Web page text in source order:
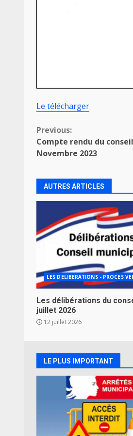
Le télécharger
Continue
Reading
Previous:
Compte rendu du
Novembre 2023
AUTRES ARTICLES
LES DELIBERATIONS - PROCES
Les délibérations du
juillet 2026
12 juillet 2026
LE PLUS IMPORTANT